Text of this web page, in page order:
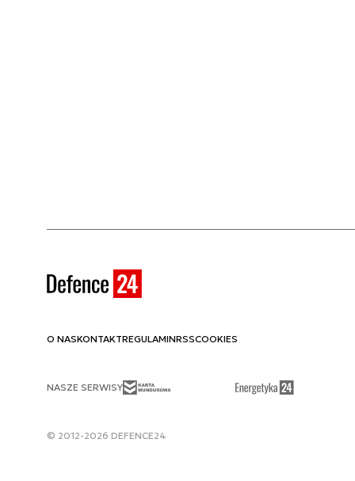
O NASKONTAKTREGULAMINRSSCOOKIES
NASZE SERWISY
© 2012-2026 DEFENCE24